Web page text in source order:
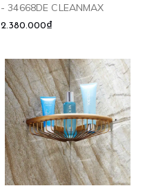
- 34668DE CLEANMAX
2.380.000₫